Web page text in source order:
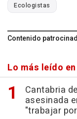
Ecologistas
Contenido
Lo más leído
Cantabria
asesinada
"trabajar